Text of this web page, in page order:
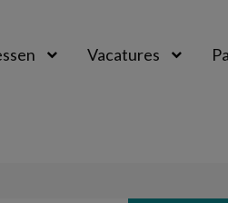
Vacatures